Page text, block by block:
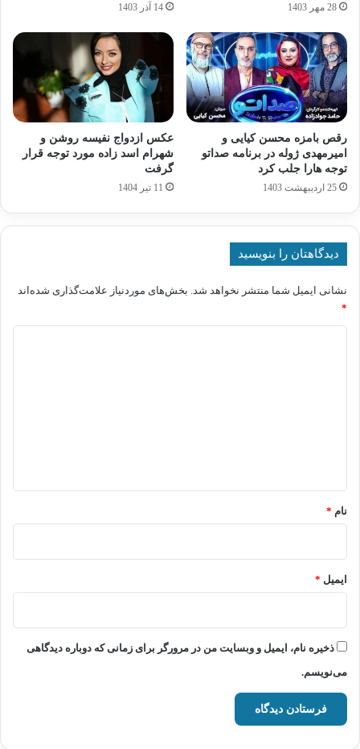
28 مهر 1403 14 آذر 1403
رقص بامزه محسن کیایی و
امیرمهدی ژوله در برنامه صداتو
توجه هارا جلب کرد
25 اردیبهشت 1403
عکس ازدواج نفیسه روشن و
شهرام اسد زاده مورد توجه قرار
گرفت
11 تیر 1404
دیدگاهتان را بنویسید
نشانی ایمیل شما منتشر نخواهد شد. بخش‌های موردنیاز علامت‌گذاری شده‌اند
*
نام *
ایمیل *
ذخیره نام، ایمیل و وبسایت من در مرورگر برای زمانی که دوباره دیدگاهی
می‌نویسم.